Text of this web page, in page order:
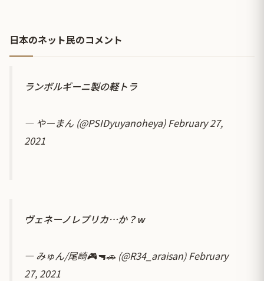
日本のネット民のコメント
ランボルギーニ製の軽トラ
— やーまん (@PSIDyuyanoheya)February 27,
2021
ヴェネーノレプリカ…か？w
— みゅん/尾崎🎮🔫🚗 (@R34_araisan)February
27, 2021